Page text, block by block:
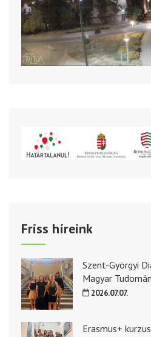
Friss híreink
Szent-Györgyi
Magyar
2026.07.07.
Erasmus+